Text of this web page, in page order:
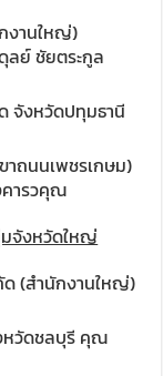
งานใหญ่)
ลย์ ชัยตระกูล
จังหวัดปทุมธานี
าถนนเพชรเกษม)
ารวคุณ
มจังหวัดใหญ่
ด (สำนักงานใหญ่)
หวัดชลบุรี คุณ